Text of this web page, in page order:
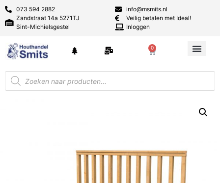
073 594 2882
Zandstraat 14a 5271TJ
Sint-Michielsgestel
info@msmits.nl
Veilig betalen met Ideal!
Inloggen
0